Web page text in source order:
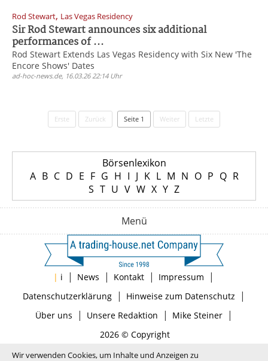
Rod Stewart, Las Vegas Residency
Sir Rod Stewart announces six additional
performances of ...
Rod Stewart Extends Las Vegas Residency with Six New 'The
Encore Shows' Dates
ad-hoc-news.de, 16.03.26 22:14 Uhr
Erste Zurück Seite 1 Weiter Letzte
Börsenlexikon
A B C D E F G H I J K L M N O P Q R
S T U V W X Y Z
Menü
| i | News | Kontakt | Impressum |
Datenschutzerklärung| Hinweise zum Datenschutz |
Über uns | Unsere Redaktion | Mike Steiner|
2026 © Copyright
Wir verwenden Cookies, um Inhalte und Anzeigen zu